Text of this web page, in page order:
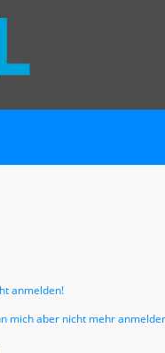
anmelden!
mich aber nicht mehr